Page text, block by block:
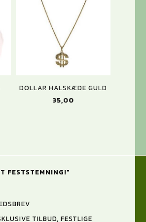
DOLLAR HALSKÆDE GULD
35,00
FESTSTEMNING!"
TILBUD, FESTLIGE